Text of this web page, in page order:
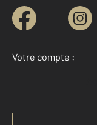
Votre compte :